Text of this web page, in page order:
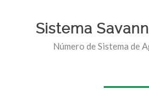
Sistema
Número de Sistema de